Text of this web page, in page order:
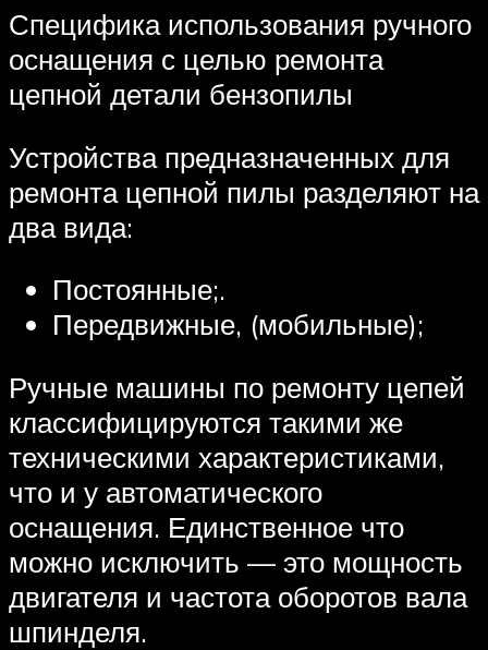
Специфика использования ручного
оснащения с целью ремонта
цепной детали бензопилы
Устройства предназначенных для
ремонта цепной пилы разделяют на
два вида:
Постоянные;.
Передвижные, (мобильные);
Ручные машины по ремонту цепей
классифицируются такими же
техническими характеристиками,
что и у автоматического
оснащения. Единственное что
можно исключить — это мощность
двигателя и частота оборотов вала
шпинделя.